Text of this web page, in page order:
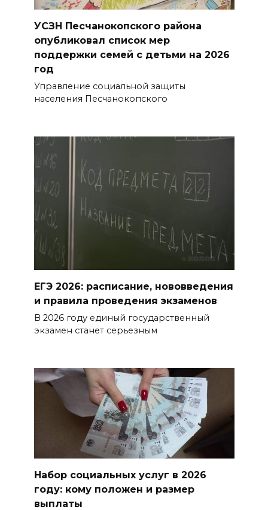
подозреваемому в поджоге
на АЗС заполняли две
емкости на 1000 л
06 августа 2026 15:35
Десятки социальных
в федеральные законы
БОЛЬШЕ НОВОСТЕЙ
УСЗН Песчанокопского района
опубликовал список мер
поддержки семей с детьми на 2026
год
Управление социальной защиты
населения Песчанокопского
ЕГЭ 2026: расписание, нововведения
и правила проведения экзаменов
В 2026 году единый государственный
экзамен станет серьезным
Набор социальных услуг в 2026
году: кому положен и размер
выплаты